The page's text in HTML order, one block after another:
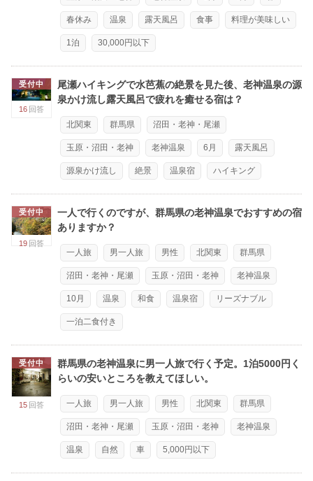
春休み 温泉 露天風呂 食事 料理が美味しい
1泊 30,000円以下
受付中
16 回答
尾瀬ハイキングで水芭蕉の絶景を見た後、老神温泉の源
泉かけ流し露天風呂で疲れを癒せる宿は？
北関東 群馬県 沼田・老神・尾瀬
玉原・沼田・老神 老神温泉 6月 露天風呂
源泉かけ流し 絶景 温泉宿 ハイキング
受付中
19 回答
一人で行くのですが、群馬県の老神温泉でおすすめの宿
ありますか？
一人旅 男一人旅 男性 北関東 群馬県
沼田・老神・尾瀬 玉原・沼田・老神 老神温泉
10月 温泉 和食 温泉宿 リーズナブル
一泊二食付き
受付中
15 回答
群馬県の老神温泉に男一人旅で行く予定。1泊5000円く
らいの安いところを教えてほしい。
一人旅 男一人旅 男性 北関東 群馬県
沼田・老神・尾瀬 玉原・沼田・老神 老神温泉
温泉 自然 車 5,000円以下